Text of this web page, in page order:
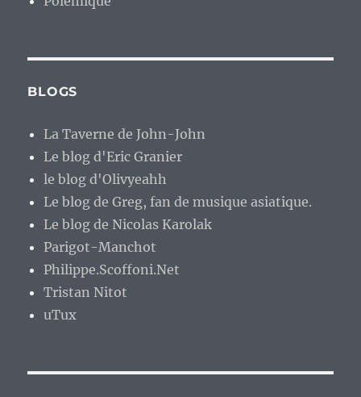
BLOGS
La Taverne de John-John
Le blog d'Eric Granier
le blog d'Olivyeahh
Le blog de Greg, fan de musique asiatique.
Le blog de Nicolas Karolak
Parigot-Manchot
Philippe.Scoffoni.Net
Tristan Nitot
uTux